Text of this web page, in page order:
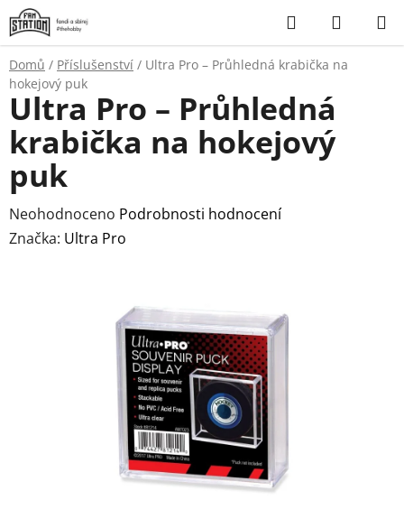
Přejít
na
obsah
Hledat
KOŠÍK
Domů / Příslušenství / Ultra Pro – Průhledná krabička na
hokejový puk
Ultra Pro – Průhledná
krabička na hokejový
puk
Průměrné
hodnocení
Neohodnoceno Podrobnosti hodnocení
Značka: Ultra Pro